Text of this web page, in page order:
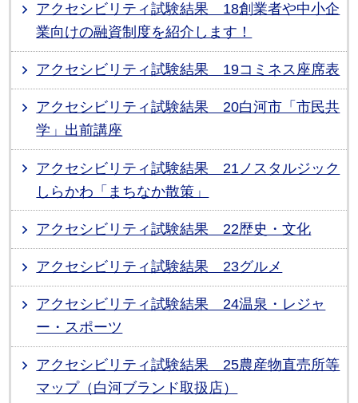
アクセシビリティ試験結果 18創業者や中小企
業向けの融資制度を紹介します！
アクセシビリティ試験結果 19コミネス座席表
アクセシビリティ試験結果 20白河市「市民共
学」出前講座
アクセシビリティ試験結果 21ノスタルジック
しらかわ「まちなか散策」
アクセシビリティ試験結果 22歴史・文化
アクセシビリティ試験結果 23グルメ
アクセシビリティ試験結果 24温泉・レジャ
ー・スポーツ
アクセシビリティ試験結果 25農産物直売所等
マップ（白河ブランド取扱店）